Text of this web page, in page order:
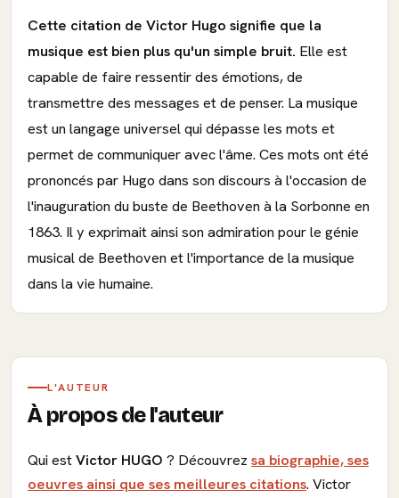
Cette citation de Victor Hugo signifie que la
musique est bien plus qu'un simple bruit. Elle est
capable de faire ressentir des émotions, de
transmettre des messages et de penser. La musique
est un langage universel qui dépasse les mots et
permet de communiquer avec l'âme. Ces mots ont été
prononcés par Hugo dans son discours à l'occasion de
l'inauguration du buste de Beethoven à la Sorbonne en
1863. Il y exprimait ainsi son admiration pour le génie
musical de Beethoven et l'importance de la musique
dans la vie humaine.
L'AUTEUR
À propos de l'auteur
Qui estVictor HUGO ? Découvrez sa biographie, ses
oeuvres ainsi que ses meilleures citations. Victor